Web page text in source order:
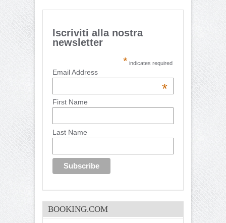
Iscriviti alla nostra
newsletter
* indicates required
Email Address
*
First Name
Last Name
BOOKING.COM